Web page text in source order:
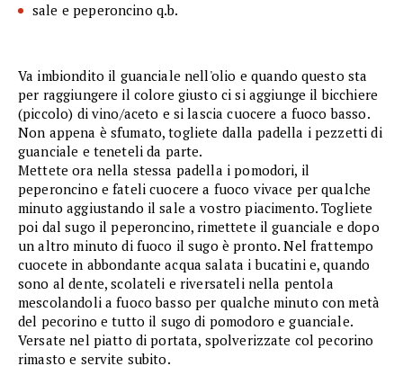
sale e peperoncino q.b.
Va imbiondito il guanciale nell'olio e quando questo sta
per raggiungere il colore giusto ci si aggiunge il bicchiere
(piccolo) di vino/aceto e si lascia cuocere a fuoco basso.
Non appena è sfumato, togliete dalla padella i pezzetti di
guanciale e teneteli da parte.
Mettete ora nella stessa padella i pomodori, il
peperoncino e fateli cuocere a fuoco vivace per qualche
minuto aggiustando il sale a vostro piacimento. Togliete
poi dal sugo il peperoncino, rimettete il guanciale e dopo
un altro minuto di fuoco il sugo è pronto. Nel frattempo
cuocete in abbondante acqua salata i bucatini e, quando
sono al dente, scolateli e riversateli nella pentola
mescolandoli a fuoco basso per qualche minuto con metà
del pecorino e tutto il sugo di pomodoro e guanciale.
Versate nel piatto di portata, spolverizzate col pecorino
rimasto e servite subito.